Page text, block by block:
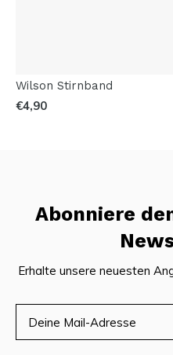
Wilson Stirnband
€4,90
Abonniere
Erhalte unsere neuesten